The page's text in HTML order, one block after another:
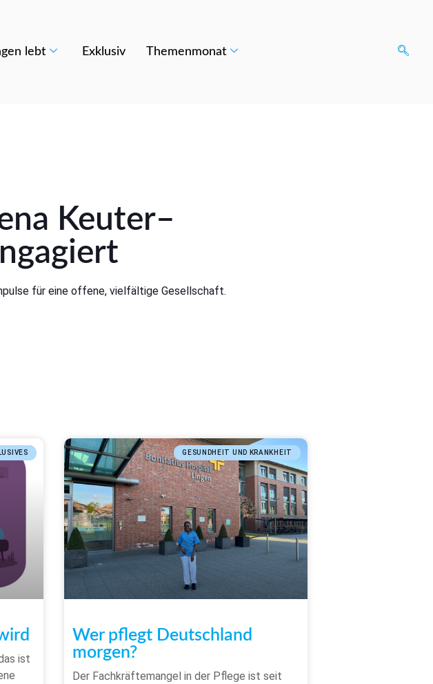
lebt Exklusiv Themenmonat
Keuter–
für eine offene, vielfältige Gesellschaft.
ist
GESUNDHEIT UND KRANKHEIT
Wer pflegt Deutschland
morgen?​
Der Fachkräftemangel in der Pflege ist seit